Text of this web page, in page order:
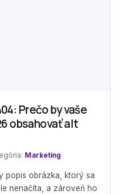
Prečo by vaše
obsahovať alt
Marketing
popis obrázka, ktorý sa
nenačíta, a zároveň ho